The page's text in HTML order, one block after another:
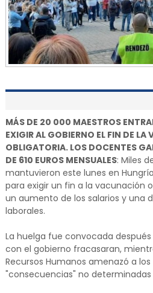
MÁS DE 20 000 MAESTROS
EXIGIR AL GOBIERNO EL FIN DE LA
OBLIGATORIA. LOS DOCENTES
DE 610 EUROS MENSUALES: Miles
mantuvieron este lunes en
para exigir un fin a la vacunación
un aumento de los salarios y una
laborales.
La huelga fue convocada
con el gobierno fracasaran,
Recursos Humanos amenazó a
"consecuencias" no determinadas